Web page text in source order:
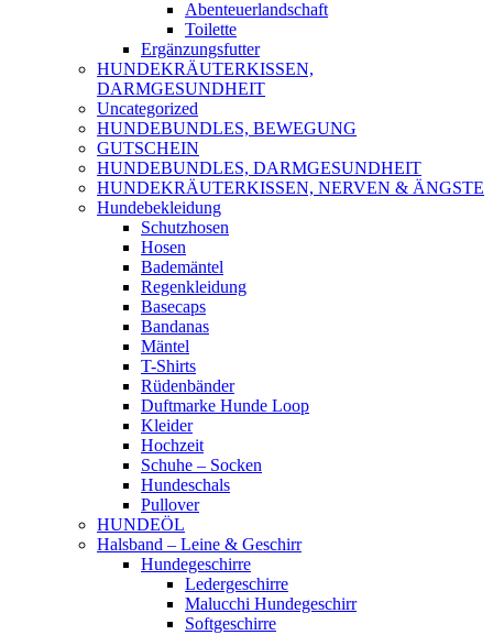
Abenteuerlandschaft
Toilette
Ergänzungsfutter
HUNDEKRÄUTERKISSEN,
DARMGESUNDHEIT
Uncategorized
HUNDEBUNDLES, BEWEGUNG
GUTSCHEIN
HUNDEBUNDLES, DARMGESUNDHEIT
HUNDEKRÄUTERKISSEN, NERVEN & ÄNGSTE
Hundebekleidung
Schutzhosen
Hosen
Bademäntel
Regenkleidung
Basecaps
Bandanas
Mäntel
T-Shirts
Rüdenbänder
Duftmarke Hunde Loop
Kleider
Hochzeit
Schuhe – Socken
Hundeschals
Pullover
HUNDEÖL
Halsband – Leine & Geschirr
Hundegeschirre
Ledergeschirre
Malucchi Hundegeschirr
Softgeschirre